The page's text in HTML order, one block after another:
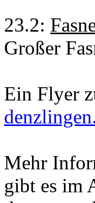
23.2:
Großer
Ein Flyer
Mehr
gibt es im